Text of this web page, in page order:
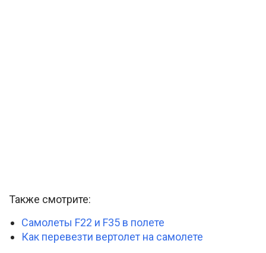
Также смотрите:
Самолеты F22 и F35 в полете
Как перевезти вертолет на самолете